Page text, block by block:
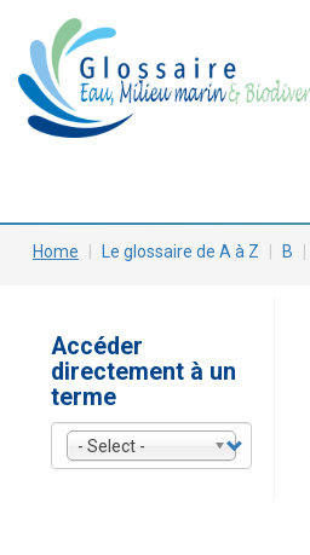
main
content
Main
navigation
Home Le glossaire de A à Z B
Accéder
directement à un
terme
- Select -